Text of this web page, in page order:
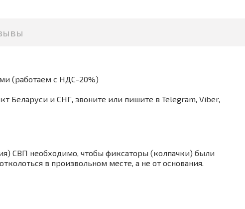
(работаем с НДС-20%)
Беларуси и СНГ, звоните или пишите в Telegram, Viber,
СВП необходимо, чтобы фиксаторы (колпачки) были
в произвольном месте, а не от основания.